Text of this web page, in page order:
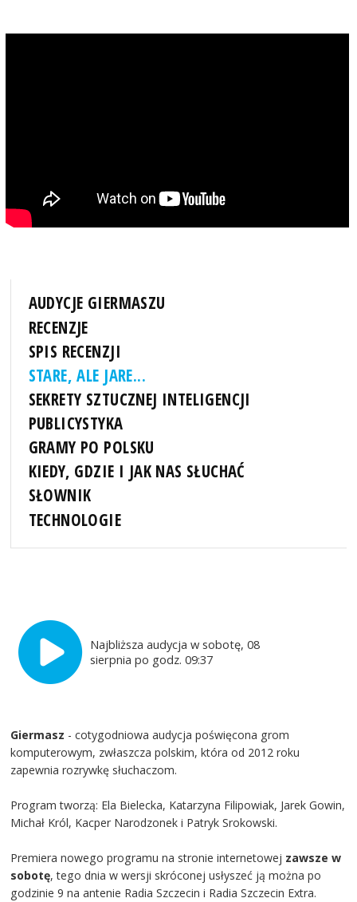
AUDYCJE GIERMASZU
RECENZJE
SPIS RECENZJI
STARE, ALE JARE...
SEKRETY SZTUCZNEJ INTELIGENCJI
PUBLICYSTYKA
GRAMY PO POLSKU
KIEDY, GDZIE I JAK NAS SŁUCHAĆ
SŁOWNIK
TECHNOLOGIE
Najbliższa audycja w sobotę, 08
sierpnia po godz. 09:37
Giermasz - cotygodniowa audycja poświęcona grom
komputerowym, zwłaszcza polskim, która od 2012 roku
zapewnia rozrywkę słuchaczom.
Program tworzą: Ela Bielecka, Katarzyna Filipowiak, Jarek Gowin,
Michał Król, Kacper Narodzonek i Patryk Srokowski.
Premiera nowego programu na stronie internetowej zawsze w
sobotę, tego dnia w wersji skróconej usłyszeć ją można po
godzinie 9 na antenie Radia Szczecin i Radia Szczecin Extra.